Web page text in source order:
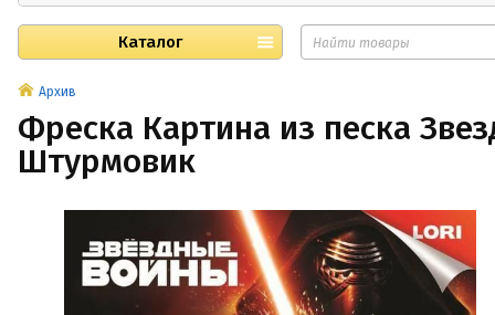
Каталог
Архив
Фреска Картина из песка
Штурмовик